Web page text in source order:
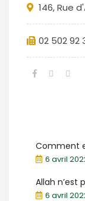
146, Rue
02 502 92
Comment
6 avril
Allah n’est
6 avril